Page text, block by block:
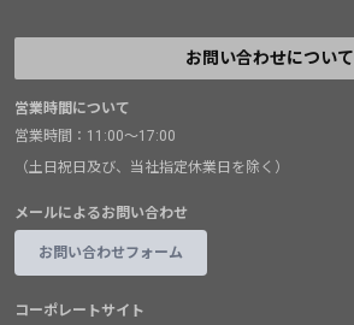
お問い合わせについて
営業時間について
営業時間：11:00～17:00
（土日祝日及び、当社指定休業日を除く）
メールによるお問い合わせ
お問い合わせフォーム
コーポレートサイト